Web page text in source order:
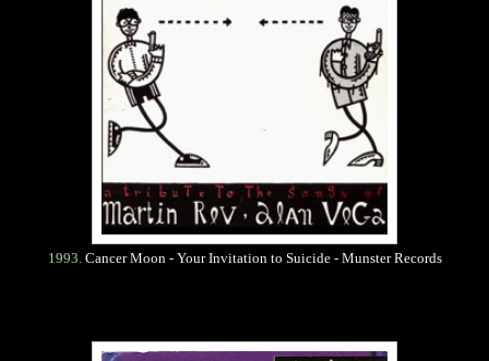
1993. Cancer Moon - Your Invitation to Suicide - Munster Records